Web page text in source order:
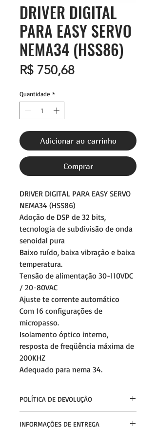
DRIVER DIGITAL
PARA EASY SERVO
NEMA34 (HSS86)
R$ 750,68Preço
Quantidade *
Adicionar ao carrinho
Comprar
DRIVER DIGITAL PARA EASY SERVO
NEMA34 (HSS86)
Adoção de DSP de 32 bits,
tecnologia de subdivisão de onda
senoidal pura
Baixo ruído, baixa vibração e baixa
temperatura.
Tensão de alimentação 30-110VDC
/ 20-80VAC
Ajuste te corrente automático
Com 16 configurações de
micropasso.
Isolamento óptico interno,
resposta de freqüência máxima de
200KHZ
Adequado para nema 34.
POLÍTICA DE DEVOLUÇÃO
mercadoria, para efetuar a devolução
INFORMAÇÕES DE ENTREGA